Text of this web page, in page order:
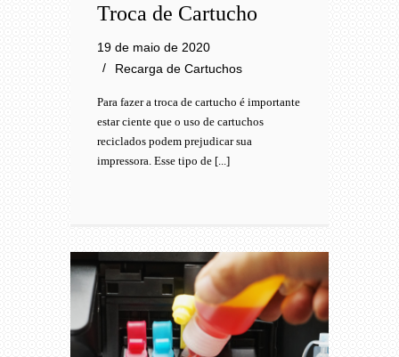
Troca de Cartucho
19 de maio de 2020
Recarga de Cartuchos
Para fazer a troca de cartucho é importante
estar ciente que o uso de cartuchos
reciclados podem prejudicar sua
impressora. Esse tipo de [...]